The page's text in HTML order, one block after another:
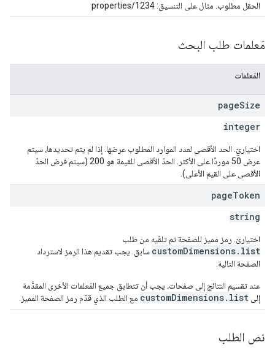
الحقل مطلوب. مثال على التنسيق: properties/1234
مَعلمات طلب البحث
المَعلمات
pageSize
integer
اختياريّ. الحد الأقصى لعدد الموارد المطلوب عرضها. إذا لم يتم تحديدها، سيتم
عرض 50 موردًا على الأكثر. الحدّ الأقصى للقيمة هو 200 (سيتم فرض الحدّ
الأقصى على القيم الأعلى).
pageToken
string
اختياريّ. رمز مميز للصفحة تم تلقّيه من طلب
customDimensions.list سابق. يجب تقديم هذا الرمز لاسترداد
الصفحة التالية.
عند تقسيم النتائج إلى صفحات، يجب أن تتطابق جميع المَعلمات الأخرى المقدَّمة
إلى customDimensions.list مع الطلب الذي قدّم رمز الصفحة المميز.
نص الطلب